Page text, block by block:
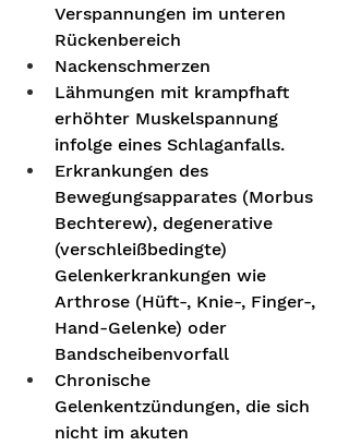
Verspannungen im unteren
Rückenbereich
Nackenschmerzen
Lähmungen mit krampfhaft
erhöhter Muskelspannung
infolge eines Schlaganfalls.
Erkrankungen des
Bewegungsapparates (Morbus
Bechterew), degenerative
(verschleißbedingte)
Gelenkerkrankungen wie
Arthrose (Hüft-, Knie-, Finger-,
Hand-Gelenke) oder
Bandscheibenvorfall
Chronische
Gelenkentzündungen, die sich
nicht im akuten